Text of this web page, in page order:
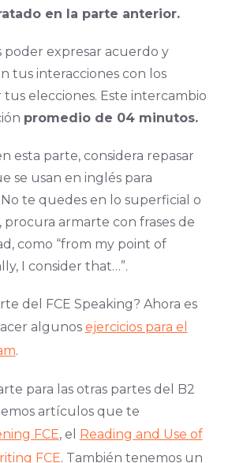
en la parte anterior.
poder expresar acuerdo y
tus interacciones con los
tus elecciones. Este intercambio
promedio de 04 minutos.
esta parte, considera repasar
se usan en inglés para
te quedes en lo superficial o
procura armarte con frases de
como “from my point of
I consider that…”.
del FCE Speaking? Ahora es
algunos ejercicios para el
.
para las otras partes del B2
artículos que te
FCE, el Reading and Use of
FCE. También tenemos un